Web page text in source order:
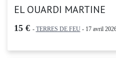
EL OUARDI MARTINE
15 € - TERRES DE FEU- 17 avril